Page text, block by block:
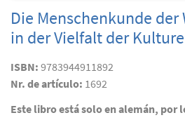
Die Menschenkunde
in der Vielfalt der
ISBN: 9783944911892
Nr. de artículo: 1692
Este libro está solo en alemán, por